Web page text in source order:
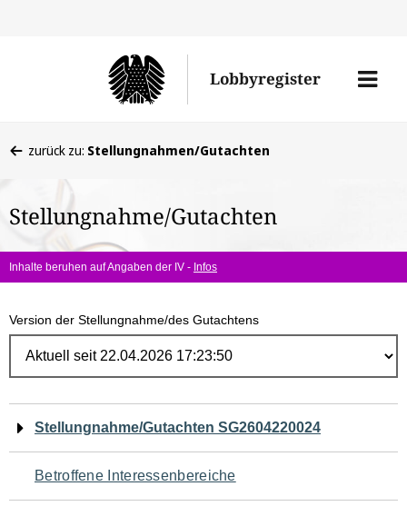
Lobbyregister
Menü
befinden
hier:
zurück zu: Stellungnahmen/Gutachten
Stellungnahme/Gutachten
Inhalte beruhen auf Angaben der IV - Infos
Version der Stellungnahme/des Gutachtens
Navigation
für
den
Stellungnahme/Gutachten SG2604220024
Betroffene Interessenbereiche